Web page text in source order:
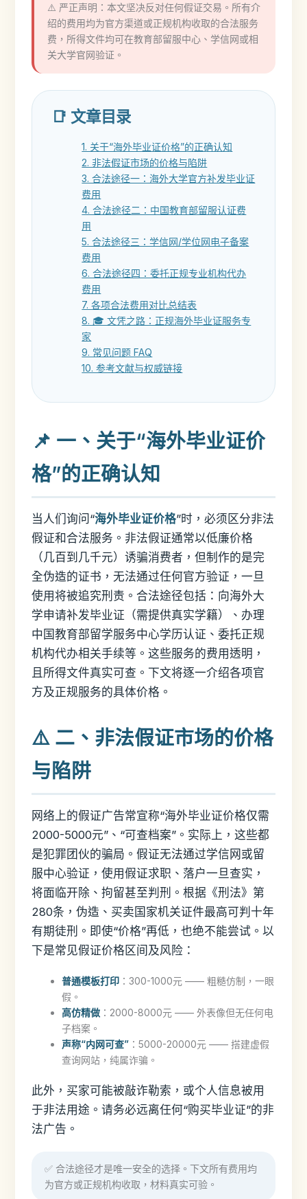
⚠️ 严正声明：本文坚决反对任何假证交易。所有介
绍的费用均为官方渠道或正规机构收取的合法服务
费，所得文件均可在教育部留服中心、学信网或相
关大学官网验证。
📑 文章目录
1. 关于“海外毕业证价格”的正确认知
2. 非法假证市场的价格与陷阱
3. 合法途径一：海外大学官方补发毕业证
费用
4. 合法途径二：中国教育部留服认证费
用
5. 合法途径三：学信网/学位网电子备案
费用
6. 合法途径四：委托正规专业机构代办
费用
7. 各项合法费用对比总结表
8. 🎓 文凭之路：正规海外毕业证服务专
家
9. 常见问题 FAQ
10. 参考文献与权威链接
📌 一、关于“海外毕业证价
格”的正确认知
当人们询问“海外毕业证价格”时，必须区分非法
假证和合法服务。非法假证通常以低廉价格
（几百到几千元）诱骗消费者，但制作的是完
全伪造的证书，无法通过任何官方验证，一旦
使用将被追究刑责。合法途径包括：向海外大
学申请补发毕业证（需提供真实学籍）、办理
中国教育部留学服务中心学历认证、委托正规
机构代办相关手续等。这些服务的费用透明，
且所得文件真实可查。下文将逐一介绍各项官
方及正规服务的具体价格。
⚠️ 二、非法假证市场的价格
与陷阱
网络上的假证广告常宣称“海外毕业证价格仅需
2000-5000元”、“可查档案”。实际上，这些都
是犯罪团伙的骗局。假证无法通过学信网或留
服中心验证，使用假证求职、落户一旦查实，
将面临开除、拘留甚至判刑。根据《刑法》第
280条，伪造、买卖国家机关证件最高可判十年
有期徒刑。即使“价格”再低，也绝不能尝试。以
下是常见假证价格区间及风险：
普通模板打印：300-1000元 —— 粗糙仿制，一眼
假。
高仿精做：2000-8000元 —— 外表像但无任何电
子档案。
声称“内网可查”：5000-20000元 —— 搭建虚假
查询网站，纯属诈骗。
此外，买家可能被敲诈勒索，或个人信息被用
于非法用途。请务必远离任何“购买毕业证”的非
法广告。
✅ 合法途径才是唯一安全的选择。下文所有费用均
为官方或正规机构收取，材料真实可验。